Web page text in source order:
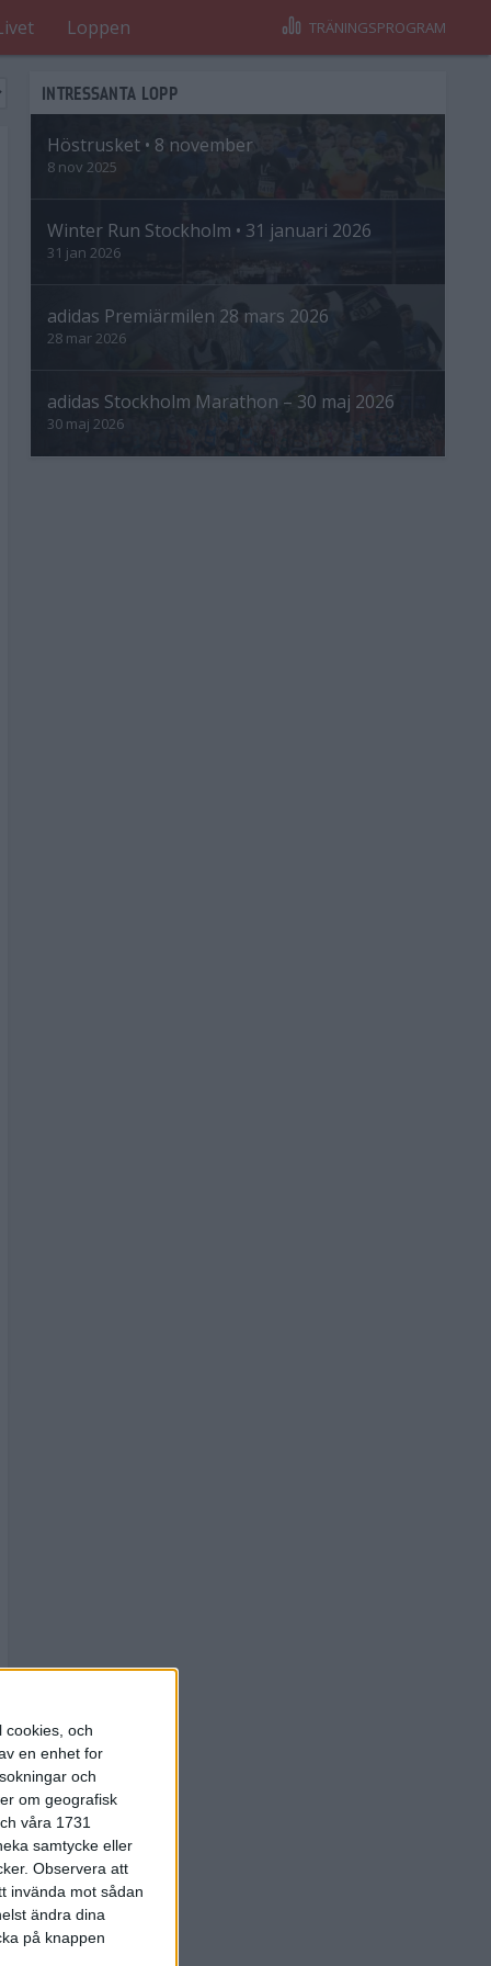
cookies, och
en enhet for
och
om geografisk
våra 1731
samtycke eller
Observera att
invända mot sådan
ändra dina
på knappen
Loppen TRÄNINGSPROGRAM
INTRESSANTA LOPP
Höstrusket • 8 november
8 nov 2025
Winter Run Stockholm • 31 januari 2026
31 jan 2026
adidas Premiärmilen 28 mars 2026
28 mar 2026
adidas Stockholm Marathon – 30 maj 2026
30 maj 2026